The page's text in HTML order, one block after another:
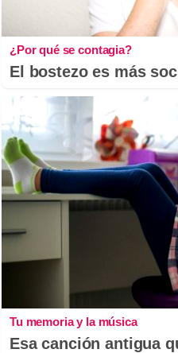
¿Por qué se contagia?
El bostezo es más
Tu memoria y la música
Esa canción antigua